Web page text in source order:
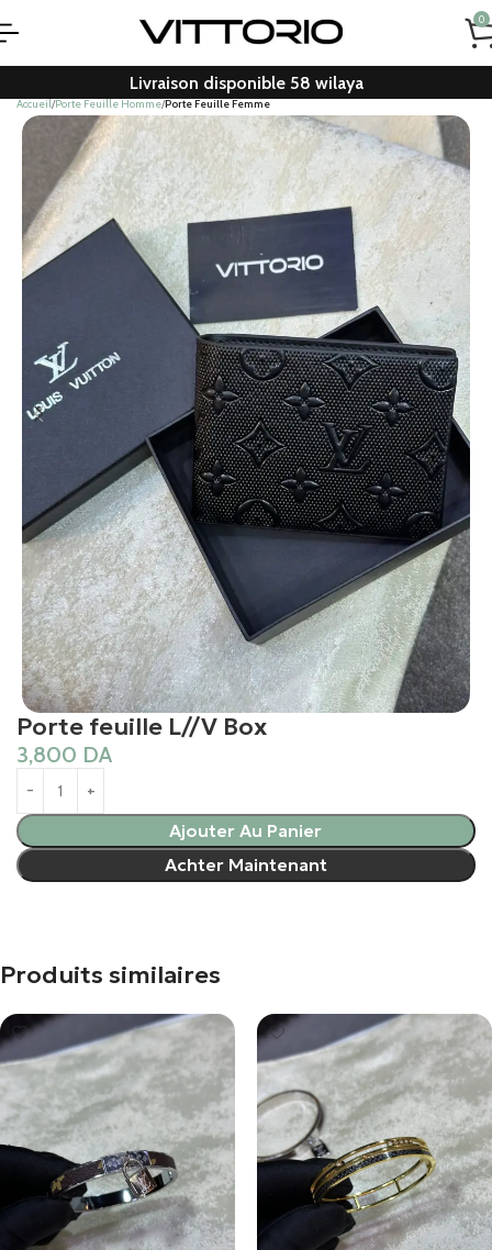
0
Livraison disponible 58 wilaya
Accueil Porte Feuille Homme Porte Feuille Femme
Porte feuille L//V Box
3,800 DA
Ajouter Au Panier
Achter Maintenant
Produits similaires